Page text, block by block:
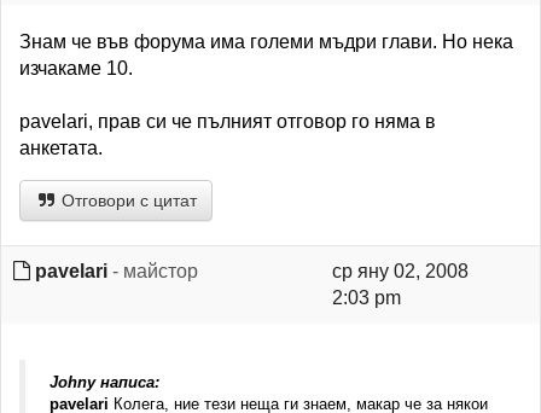
Знам че във форума има големи мъдри глави. Но нека
изчакаме 10.
pavelari, прав си че пълният отговор го няма в
анкетата.
Отговори с цитат
pavelari - майстор
ср яну 02, 2008
2:03 pm
Johny написа:
pavelari Колега, ние тези неща ги знаем, макар че за някои